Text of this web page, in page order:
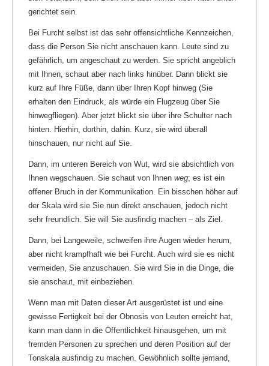
gerichtet sein.
Bei Furcht selbst ist das sehr offensichtliche Kennzeichen,
dass die Person Sie nicht anschauen kann. Leute sind zu
gefährlich, um angeschaut zu werden. Sie spricht angeblich
mit Ihnen, schaut aber nach links hinüber. Dann blickt sie
kurz auf Ihre Füße, dann über Ihren Kopf hinweg (Sie
erhalten den Eindruck, als würde ein Flugzeug über Sie
hinwegfliegen). Aber jetzt blickt sie über ihre Schulter nach
hinten. Hierhin, dorthin, dahin. Kurz, sie wird überall
hinschauen, nur nicht auf Sie.
Dann, im unteren Bereich von Wut, wird sie absichtlich von
Ihnen wegschauen. Sie schaut von Ihnen weg; es ist ein
offener Bruch in der Kommunikation. Ein bisschen höher auf
der Skala wird sie Sie nun direkt anschauen, jedoch nicht
sehr freundlich. Sie will Sie ausfindig machen – als Ziel.
Dann, bei Langeweile, schweifen ihre Augen wieder herum,
aber nicht krampfhaft wie bei Furcht. Auch wird sie es nicht
vermeiden, Sie anzuschauen. Sie wird Sie in die Dinge, die
sie anschaut, mit einbeziehen.
Wenn man mit Daten dieser Art ausgerüstet ist und eine
gewisse Fertigkeit bei der Obnosis von Leuten erreicht hat,
kann man dann in die Öffentlichkeit hinausgehen, um mit
fremden Personen zu sprechen und deren Position auf der
Tonskala ausfindig zu machen. Gewöhnlich sollte jemand,